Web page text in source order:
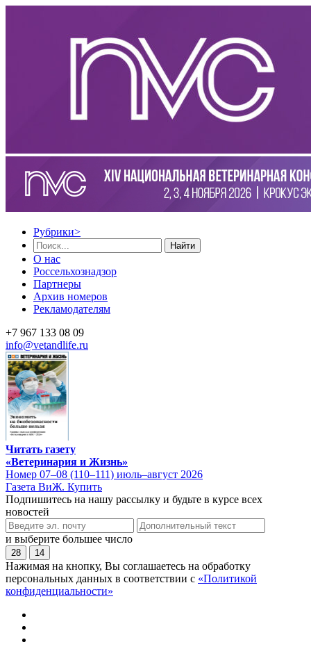
Рубрики>
Найти
О нас
Россельхознадзор
Партнеры
Архив номеров
Рекламодателям
+7 967 133 08 09
info@vetandlife.ru
Читать газету
«Ветеринария и Жизнь»
Номер 07–08 (110–111) июль–август 2026
Газета ВиЖ. Купить
Подпишитесь на нашу рассылку и будьте в курсе всех
новостей
и выберите большее число
28 14
Нажимая на кнопку, Вы соглашаетесь на обработку
персональных данных в соответствии с «Политикой
конфиденциальности»